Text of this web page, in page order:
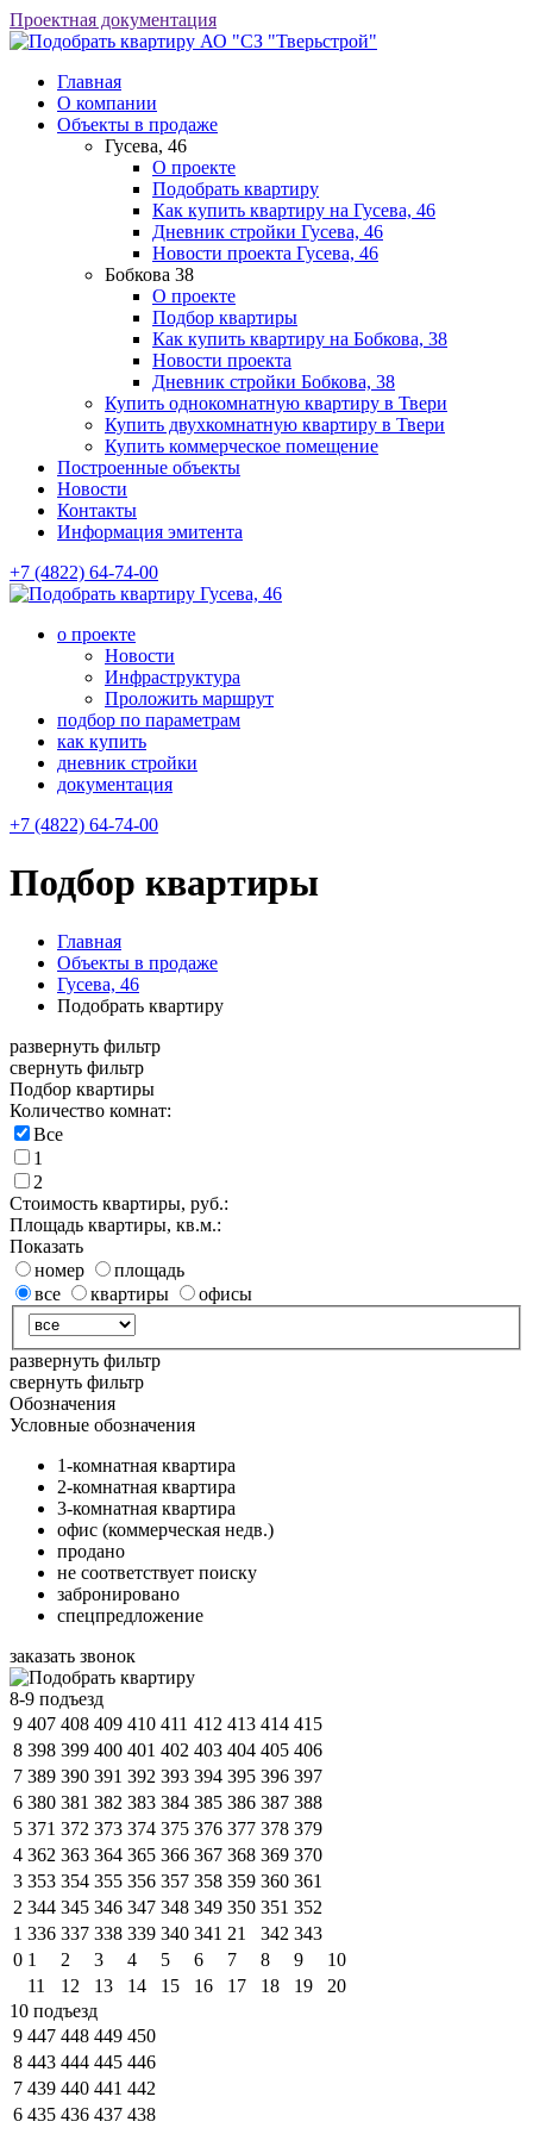
Проектная документация
АО "СЗ "Тверьстрой"
Главная
О компании
Объекты в продаже
Гусева, 46
О проекте
Подобрать квартиру
Как купить квартиру на Гусева, 46
Дневник стройки Гусева, 46
Новости проекта Гусева, 46
Бобкова 38
О проекте
Подбор квартиры
Как купить квартиру на Бобкова, 38
Новости проекта
Дневник стройки Бобкова, 38
Купить однокомнатную квартиру в Твери
Купить двухкомнатную квартиру в Твери
Купить коммерческое помещение
Построенные объекты
Новости
Контакты
Информация эмитента
+7 (4822) 64-74-00
Гусева, 46
о проекте
Новости
Инфраструктура
Проложить маршрут
подбор по параметрам
как купить
дневник стройки
документация
+7 (4822) 64-74-00
Подбор квартиры
Главная
Объекты в продаже
Гусева, 46
Подобрать квартиру
развернуть фильтр
свернуть фильтр
Подбор квартиры
Количество комнат:
Все
1
2
Стоимость квартиры, руб.:
Площадь квартиры, кв.м.:
Показать
номер
площадь
все
квартиры офисы
развернуть фильтр
свернуть фильтр
Обозначения
Условные обозначения
1-комнатная квартира
2-комнатная квартира
3-комнатная квартира
офис (коммерческая недв.)
продано
не соответствует поиску
забронировано
спецпредложение
заказать звонок
8-9 подъезд
9 407 408 409 410 411 412 413 414 415
8 398 399 400 401 402 403 404 405 406
7 389 390 391 392 393 394 395 396 397
6 380 381 382 383 384 385 386 387 388
5 371 372 373 374 375 376 377 378 379
4 362 363 364 365 366 367 368 369 370
3 353 354 355 356 357 358 359 360 361
2 344 345 346 347 348 349 350 351 352
1 336 337 338 339 340 341 21 342 343
0 1 2 3 4 5 6 7 8 9
10
11
12 13 14 15 16 17 18 19
20
10 подъезд
9 447 448 449 450
8 443 444 445 446
7 439 440 441 442
6 435 436 437 438